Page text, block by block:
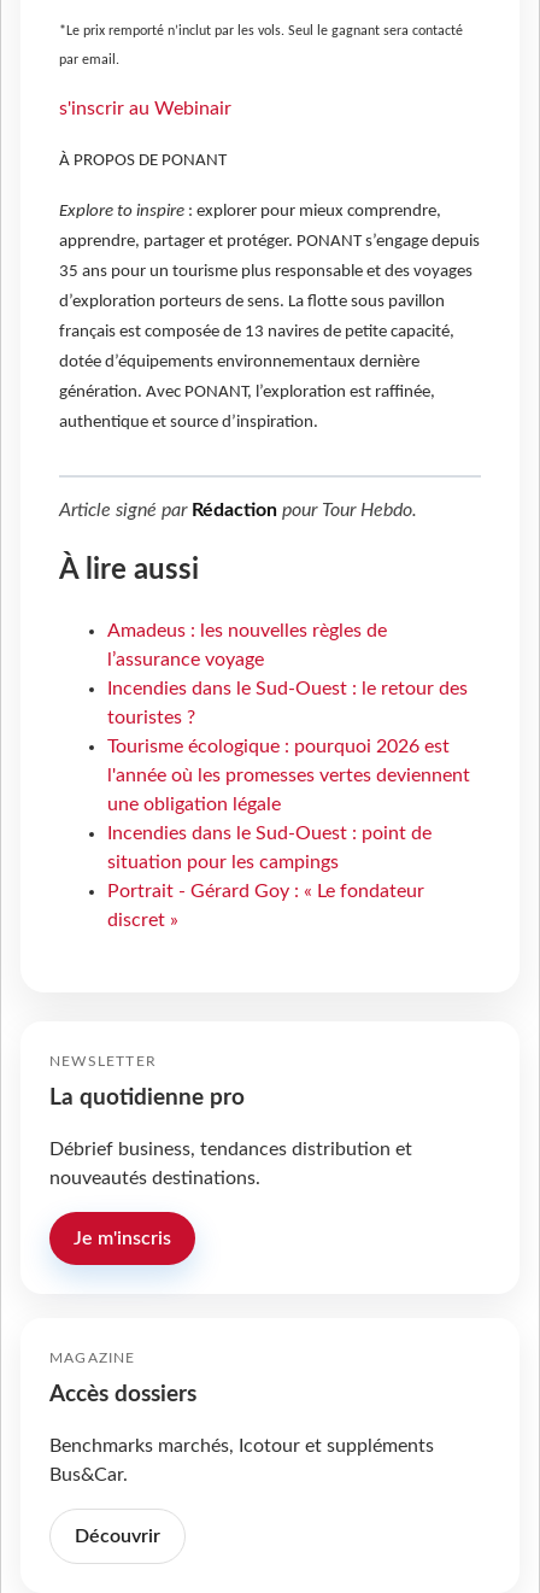
*Le prix remporté n’inclut par les vols. Seul le gagnant sera contacté
par email.
s'inscrir au Webinair
À PROPOS DE PONANT
Explore to inspire : explorer pour mieux comprendre,
apprendre, partager et protéger. PONANT s’engage depuis
35 ans pour un tourisme plus responsable et des voyages
d’exploration porteurs de sens. La flotte sous pavillon
français est composée de 13 navires de petite capacité,
dotée d’équipements environnementaux dernière
génération. Avec PONANT, l’exploration est raffinée,
authentique et source d’inspiration.
Article signé par Rédaction pour Tour Hebdo.
À lire aussi
Amadeus : les nouvelles règles de
l’assurance voyage
Incendies dans le Sud-Ouest : le retour des
touristes ?
Tourisme écologique : pourquoi 2026 est
l'année où les promesses vertes deviennent
une obligation légale
Incendies dans le Sud-Ouest : point de
situation pour les campings
Portrait - Gérard Goy : « Le fondateur
discret »
NEWSLETTER
La quotidienne pro
Débrief business, tendances distribution et
nouveautés destinations.
Je m'inscris
MAGAZINE
Accès dossiers
Benchmarks marchés, Icotour et suppléments
Bus&Car.
Découvrir